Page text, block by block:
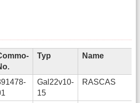
Typ Name
Gal22v10-
15
RASCAS